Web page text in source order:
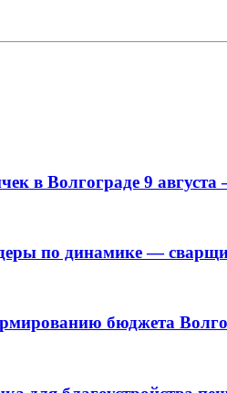
в Волгограде 9
по динамике —
бюджета